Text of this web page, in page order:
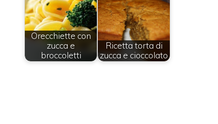
Orecchiette con
zucca e
broccoletti
Ricetta torta di
zucca e cioccolato